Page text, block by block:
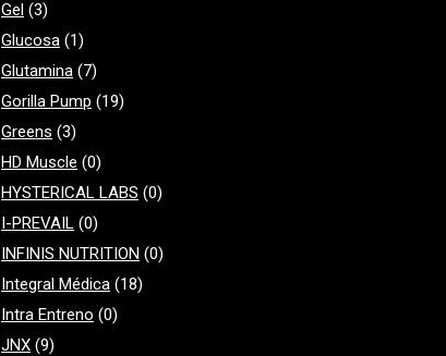
Gel (3)
Glucosa (1)
Glutamina (7)
Gorilla Pump (19)
Greens (3)
HD Muscle (0)
HYSTERICAL LABS (0)
I-PREVAIL (0)
INFINIS NUTRITION (0)
Integral Médica (18)
Intra Entreno (0)
JNX (9)